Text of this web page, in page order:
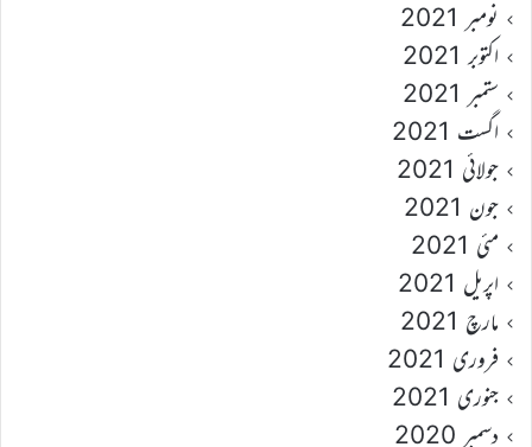
نومبر 2021
اکتوبر 2021
ستمبر 2021
اگست 2021
جولائی 2021
جون 2021
مئی 2021
اپریل 2021
مارچ 2021
فروری 2021
جنوری 2021
دسمبر 2020